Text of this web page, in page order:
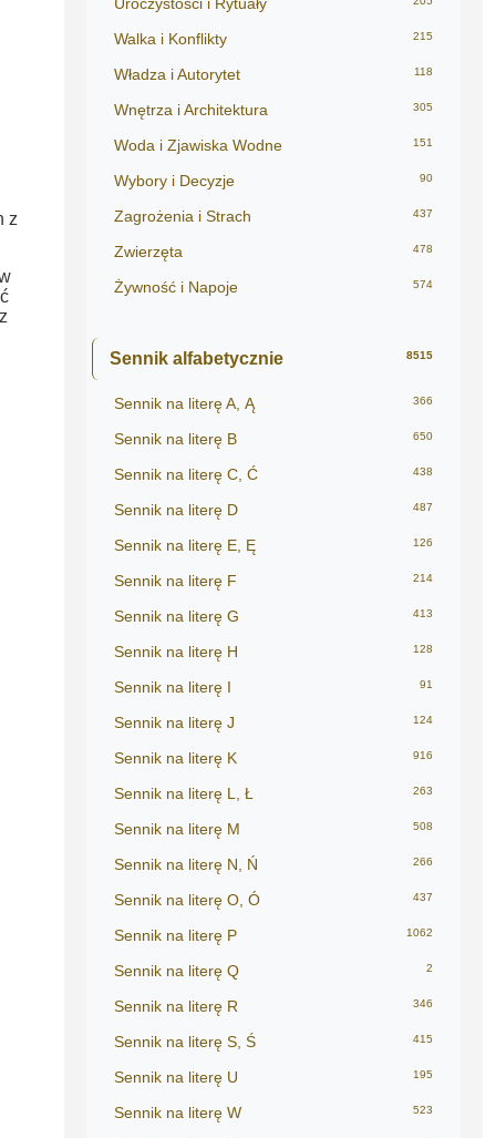
z
Walka i Konflikty 215
Władza i Autorytet 118
Wnętrza i Architektura 305
Woda i Zjawiska Wodne 151
Wybory i Decyzje 90
Zagrożenia i Strach 437
Zwierzęta 478
Żywność i Napoje 574
Sennik alfabetycznie 8515
Sennik na literę A, Ą 366
Sennik na literę B 650
Sennik na literę C, Ć 438
Sennik na literę D 487
Sennik na literę E, Ę 126
Sennik na literę F 214
Sennik na literę G 413
Sennik na literę H 128
Sennik na literę I 91
Sennik na literę J 124
Sennik na literę K 916
Sennik na literę L, Ł 263
Sennik na literę M 508
Sennik na literę N, Ń 266
Sennik na literę O, Ó 437
Sennik na literę P 1062
Sennik na literę Q 2
Sennik na literę R 346
Sennik na literę S, Ś 415
Sennik na literę U 195
Sennik na literę W 523